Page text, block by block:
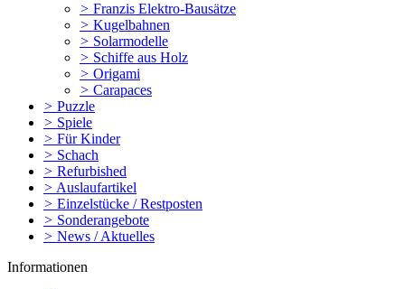
> Franzis Elektro-Bausätze
> Kugelbahnen
> Solarmodelle
> Schiffe aus Holz
> Origami
> Carapaces
> Puzzle
> Spiele
> Für Kinder
> Schach
> Refurbished
> Auslaufartikel
> Einzelstücke / Restposten
> Sonderangebote
> News / Aktuelles
Informationen